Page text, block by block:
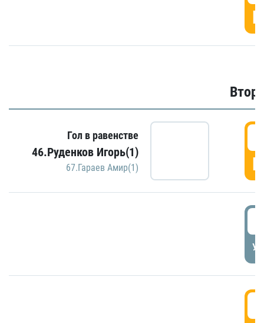
Гол в равенстве
46.Руденков Игорь(1)
67.Гараев Амир(1)